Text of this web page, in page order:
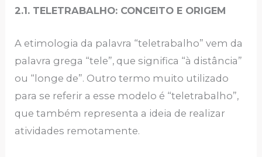
2.1. TELETRABALHO: CONCEITO E ORIGEM
A etimologia da palavra “teletrabalho” vem da
palavra grega “tele”, que significa “à distância”
ou “longe de”. Outro termo muito utilizado
para se referir a esse modelo é “teletrabalho”,
que também representa a ideia de realizar
atividades remotamente.